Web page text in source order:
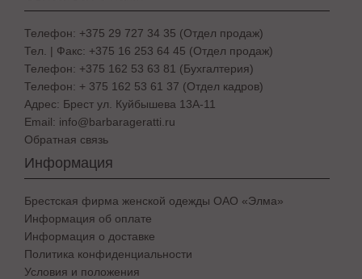
Телефон: +375 29 727 34 35 (Отдел продаж)
Тел. | Факс: +375 16 253 64 45 (Отдел продаж)
Телефон: +375 162 53 63 81 (Бухгалтерия)
Телефон: + 375 162 53 61 37 (Отдел кадров)
Адрес: Брест ул. Куйбышева 13A-11
Email: info@barbarageratti.ru
Обратная связь
Информация
Брестская фирма женской одежды ОАО «Элма»
Информация об оплате
Информация о доставке
Политика конфиденциальности
Условия и положения